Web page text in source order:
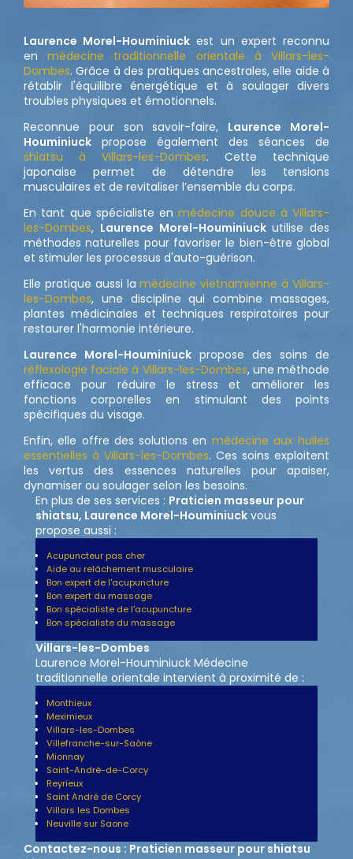
Laurence Morel-Houminiuck est un expert reconnu
enmédecine traditionnelle orientale à Villars-les-
Dombes. Grâce à des pratiques ancestrales, elle aide à
rétablir l'équilibre énergétique et à soulager divers
troubles physiques et émotionnels.
Reconnue pour son savoir-faire, Laurence Morel-
Houminiuck propose également des séances de
shiatsu à Villars-les-Dombes. Cette technique
japonaise permet de détendre les tensions
musculaires et de revitaliser l’ensemble du corps.
En tant que spécialiste enmédecine douce à Villars-
les-Dombes, Laurence Morel-Houminiuckutilise des
méthodes naturelles pour favoriser le bien-être global
et stimuler les processus d'auto-guérison.
Elle pratique aussi lamédecine vietnamienne à Villars-
les-Dombes, une discipline qui combine massages,
plantes médicinales et techniques respiratoires pour
restaurer l'harmonie intérieure.
Laurence Morel-Houminiuck propose des soins de
réflexologie faciale à Villars-les-Dombes, une méthode
efficace pour réduire le stress et améliorer les
fonctions corporelles en stimulant des points
spécifiques du visage.
Enfin, elle offre des solutions en médecine aux huiles
essentielles à Villars-les-Dombes. Ces soins exploitent
les vertus des essences naturelles pour apaiser,
dynamiser ou soulager selon les besoins.
En plus de ses services : Praticien masseur pour
shiatsu, Laurence Morel-Houminiuck vous
propose aussi :
Acupuncteur pas cher
Aide au relâchement musculaire
Bon expert de l'acupuncture
Bon expert du massage
Bon spécialiste de l'acupuncture
Bon spécialiste du massage
Villars-les-Dombes
Laurence Morel-Houminiuck Médecine
traditionnelle orientale intervient à proximité de :
Monthieux
Meximieux
Villars-les-Dombes
Villefranche-sur-Saône
Mionnay
Saint-André-de-Corcy
Reyrieux
Saint André de Corcy
Villars les Dombes
Neuville sur Saone
Contactez-nous : Praticien masseur pour shiatsu